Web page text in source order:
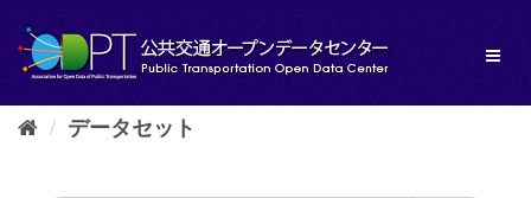
し
データセット